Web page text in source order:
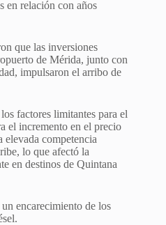
en relación con años
que las inversiones
de Mérida, junto con
impulsaron el arribo de
factores limitantes para el
el incremento en el precio
competencia
lo que afectó la
en destinos de Quintana
encarecimiento de los